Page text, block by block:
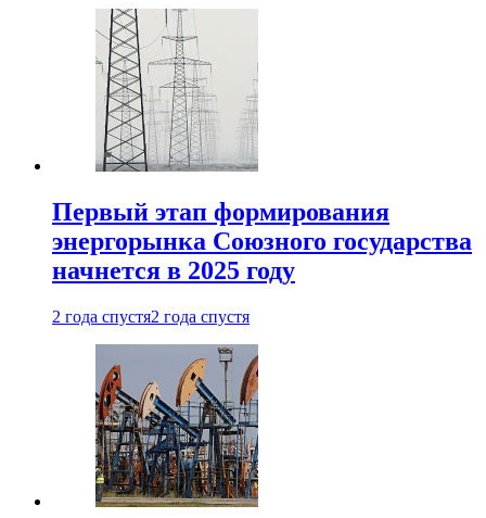
Первый этап формирования
энергорынка Союзного государства
начнется в 2025 году
2 года спустя2 года спустя